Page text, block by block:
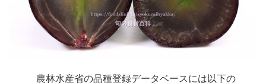
農林水産省の品種登録データベースには以下の